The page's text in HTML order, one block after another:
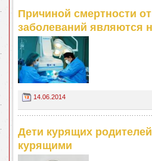
Причиной смертности
заболеваний являются
14.06.2014
Дети курящих
курящими